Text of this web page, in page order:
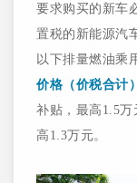
要求购买的新车
置税的新能源汽
以下排量燃油乘
价格（价税合计
补贴，最高1.5万
高1.3万元。